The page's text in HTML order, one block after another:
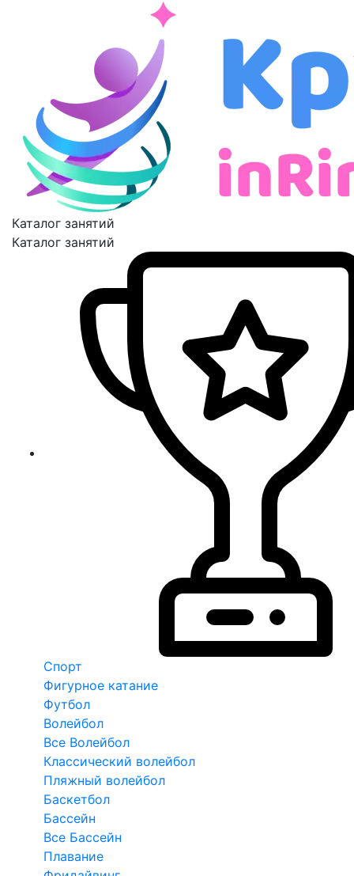
Каталог занятий
Каталог занятий
Спорт
Фигурное катание
Футбол
Волейбол
Все Волейбол
Классический волейбол
Пляжный волейбол
Баскетбол
Бассейн
Все Бассейн
Плавание